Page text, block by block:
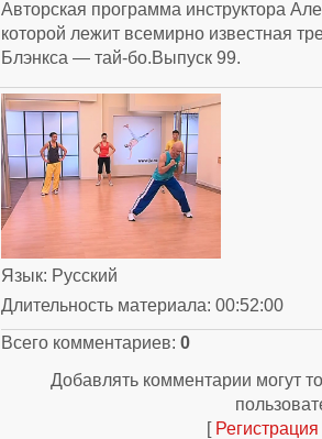
Авторская программа инструктора
которой лежит всемирно известная
Блэнкса — тай-бо.Выпуск 99.
Язык: Русский
Длительность материала: 00:52:00
Всего комментариев: 0
Добавлять комментарии могут
[ Регистрация